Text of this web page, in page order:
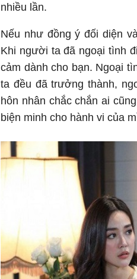
nhiều lần.
Nếu như đồng ý đối diện
Khi người ta đã ngoại tình
cảm dành cho bạn. Ngoại
ta đều đã trưởng thành,
hôn nhân chắc chắn ai
biện minh cho hành vi của